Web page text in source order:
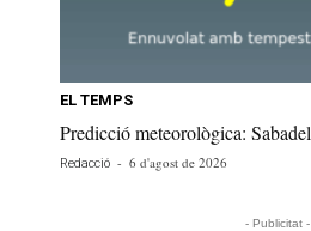
EL TEMPS
Predicció meteorològica:
Redacció - 6 d'agost de 2026
- Publicitat -